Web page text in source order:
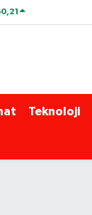
Teknoloji